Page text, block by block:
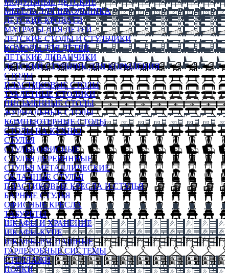
МОДУЛЬНЫЕ ДЕТСКИЕ
МЕБЕЛЬ ДЛЯ ШКОЛЬНИКА
ДЕТСКИЕ КРОВАТИ
МАТРАСЫ ДЛЯ ДЕТЕЙ
ДЕТСКИЕ СТОЛЫ И СТУЛЬЧИКИ
КОМОДЫ ДЛЯ ДЕТЕЙ
ДЕТСКИЕ ДИВАНЧИКИ
ДЕТСКИЙ СТУЛЬЧИК ДЛЯ КОРМЛЕНИЯ
СТОЛЫ
ПЛАСТИКОВЫЕ СТОЛЫ
ТУАЛЕТНЫЕ СТОЛИКИ
ПИСЬМЕННЫЕ СТОЛЫ
ЖУРНАЛЬНЫЕ СТОЛЫ
КОМПЬЮТЕРНЫЕ СТОЛЫ
СТОЛЫ НА КУХНЮ
СТУЛЬЯ
СТУЛЬЯ ОФИСНЫЕ
СТУЛЬЯ ДЕРЕВЯННЫЕ
СТУЛЬЯ МЕТАЛЛИЧЕСКИЕ
СКЛАДНЫЕ СТУЛЬЯ
ПЛАСТИКОВЫЕ КРЕСЛА И СТУЛЬЯ
БАРНЫЕ СТУЛЬЯ
ОФИСНЫЕ КРЕСЛА
ТАБУРЕТЫ
ШКАФЫ И ХРАНЕНИЕ
ШКАФЫ-КУПЕ
ШКАФЫ-РАСПАШНЫЕ
ГАРДЕРОБНЫЕ СИСТЕМЫ
СТЕЛЛАЖИ
ПОЛКИ